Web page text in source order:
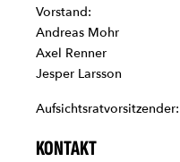
Vorstand:
Andreas Mohr
Axel Renner
Jesper Larsson
KONTAKT